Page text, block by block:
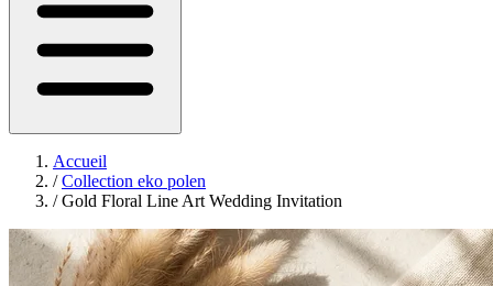
Accueil
/ Collection eko polen
/ Gold Floral Line Art Wedding Invitation